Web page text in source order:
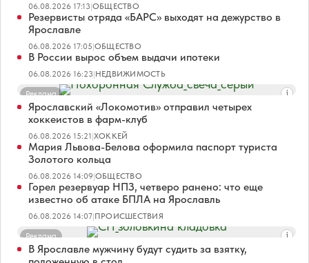
06.08.2026 17:13|ОБЩЕСТВО
Резервисты отряда «БАРС» выходят на дежурство в
Ярославле
06.08.2026 17:05|ОБЩЕСТВО
В России вырос объем выдачи ипотеки
06.08.2026 16:23|НЕДВИЖИМОСТЬ
Реклама
Ярославский «Локомотив» отправил четырех
хоккеистов в фарм-клуб
06.08.2026 15:21|ХОККЕЙ
Мария Львова-Белова оформила паспорт туриста
Золотого кольца
06.08.2026 14:09|ОБЩЕСТВО
Горел резервуар НПЗ, четверо ранено: что еще
известно об атаке БПЛА на Ярославль
06.08.2026 14:07|ПРОИСШЕСТВИЯ
Реклама
В Ярославле мужчину будут судить за взятку,